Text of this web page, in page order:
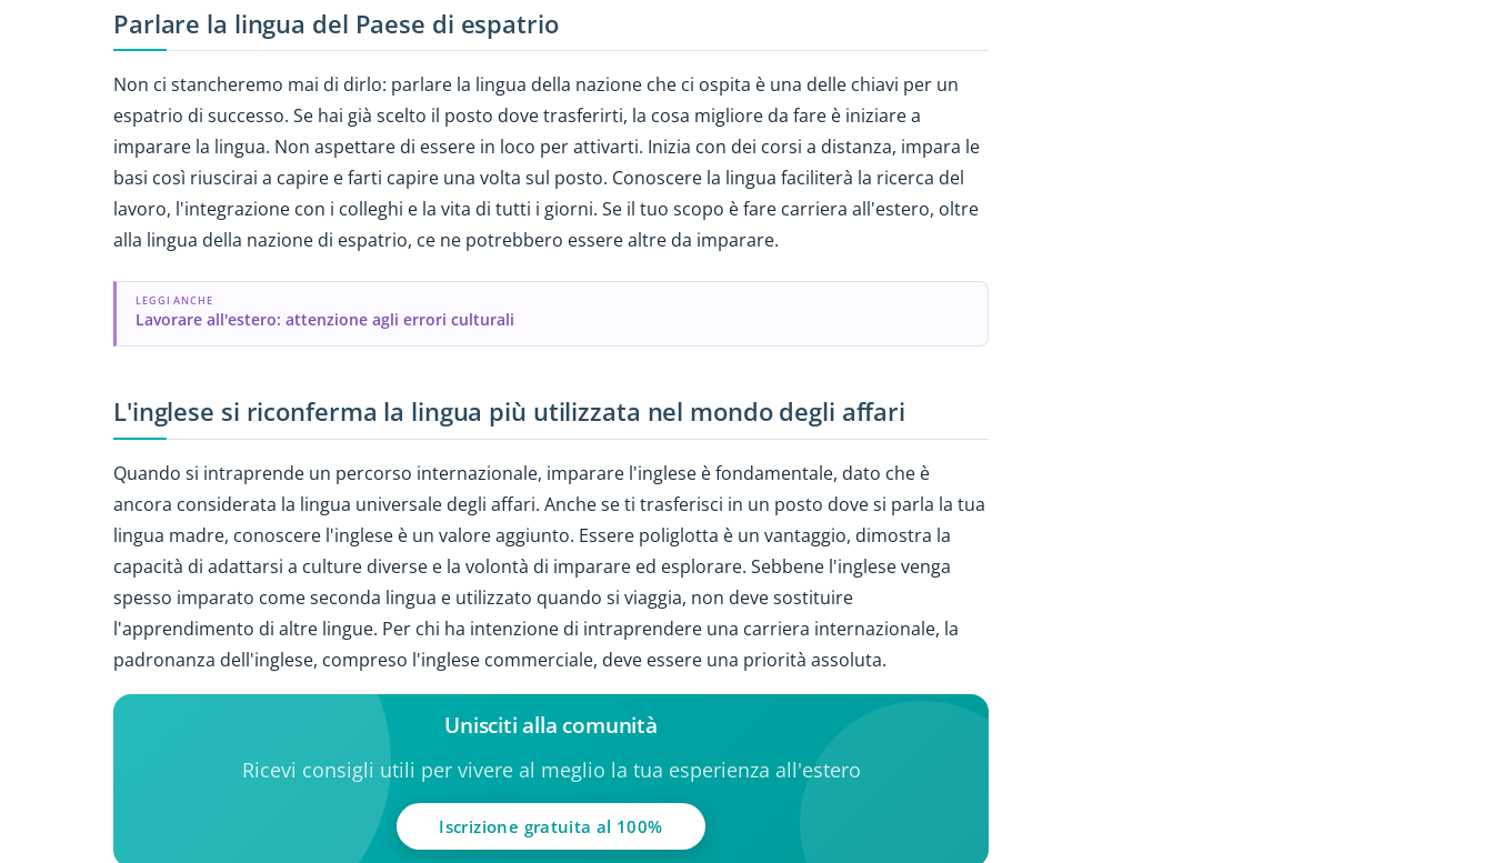
Parlare la lingua del Paese di espatrio
Non ci stancheremo mai di dirlo: parlare la lingua della nazione che ci ospita è una delle chiavi per un
espatrio di successo. Se hai già scelto il posto dove trasferirti, la cosa migliore da fare è iniziare a
imparare la lingua. Non aspettare di essere in loco per attivarti. Inizia con dei corsi a distanza, impara le
basi così riuscirai a capire e farti capire una volta sul posto. Conoscere la lingua faciliterà la ricerca del
lavoro, l'integrazione con i colleghi e la vita di tutti i giorni. Se il tuo scopo è fare carriera all'estero, oltre
alla lingua della nazione di espatrio, ce ne potrebbero essere altre da imparare.
LEGGI ANCHE
Lavorare all'estero: attenzione agli errori culturali
L'inglese si riconferma la lingua più utilizzata nel mondo degli affari
Quando si intraprende un percorso internazionale, imparare l'inglese è fondamentale, dato che è
ancora considerata la lingua universale degli affari. Anche se ti trasferisci in un posto dove si parla la tua
lingua madre, conoscere l'inglese è un valore aggiunto. Essere poliglotta è un vantaggio, dimostra la
capacità di adattarsi a culture diverse e la volontà di imparare ed esplorare. Sebbene l'inglese venga
spesso imparato come seconda lingua e utilizzato quando si viaggia, non deve sostituire
l'apprendimento di altre lingue. Per chi ha intenzione di intraprendere una carriera internazionale, la
padronanza dell'inglese, compreso l'inglese commerciale, deve essere una priorità assoluta.
Unisciti alla comunità
Ricevi consigli utili per vivere al meglio la tua esperienza all'estero
Iscrizione gratuita al 100%